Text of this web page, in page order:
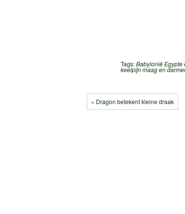
Tags:BabyloniëEgypte
keelpijnmaag en
« Dragon betekent kleine draak